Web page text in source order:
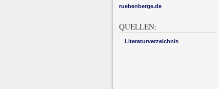
ruebenberge.de
QUELLEN:
Literaturverzeichnis